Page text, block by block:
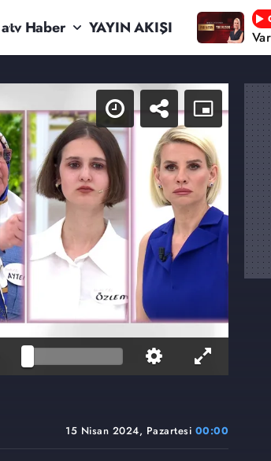
atv Haber YAYIN AKIŞI
15 Nisan 2024, Pazartesi 00:00